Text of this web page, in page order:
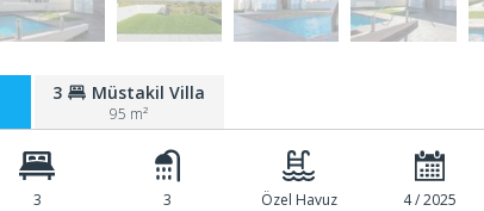
3 Müstakil Villa
95 m²
3 3 Özel Havuz 4 / 2025